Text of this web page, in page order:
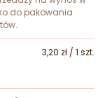
do pakowania
3,20 zł / 1 szt.